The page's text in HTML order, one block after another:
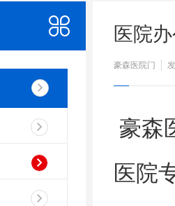
医院
豪森医院门
豪森
医院